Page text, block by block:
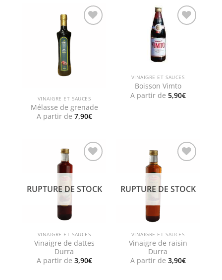
VINAIGRE ET SAUCES
Mélasse de grenade
A partir de 7,90€
VINAIGRE ET SAUCES
Boisson Vimto
A partir de 5,90€
RUPTURE DE STOCK
VINAIGRE ET SAUCES
Vinaigre de dattes
Durra
A partir de 3,90€
RUPTURE DE STOCK
VINAIGRE ET SAUCES
Vinaigre de raisin
Durra
A partir de 3,90€